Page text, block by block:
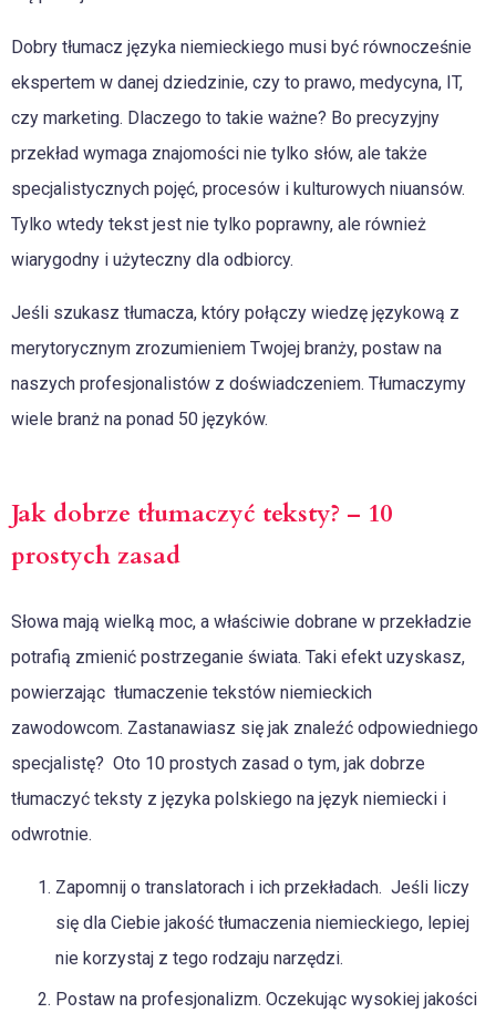
Dobry tłumacz języka niemieckiego musi być równocześnie
ekspertem w danej dziedzinie, czy to prawo, medycyna, IT,
czy marketing. Dlaczego to takie ważne? Bo precyzyjny
przekład wymaga znajomości nie tylko słów, ale także
specjalistycznych pojęć, procesów i kulturowych niuansów.
Tylko wtedy tekst jest nie tylko poprawny, ale również
wiarygodny i użyteczny dla odbiorcy.
Jeśli szukasz tłumacza, który połączy wiedzę językową z
merytorycznym zrozumieniem Twojej branży, postaw na
naszych profesjonalistów z doświadczeniem. Tłumaczymy
wiele branż na ponad 50 języków.
Jak dobrze tłumaczyć teksty? – 10
prostych zasad
Słowa mają wielką moc, a właściwie dobrane w przekładzie
potrafią zmienić postrzeganie świata. Taki efekt uzyskasz,
powierzając tłumaczenie tekstów niemieckich
zawodowcom. Zastanawiasz się jak znaleźć odpowiedniego
specjalistę? Oto 10 prostych zasad o tym, jak dobrze
tłumaczyć teksty z języka polskiego na język niemiecki i
odwrotnie.
Zapomnij o translatorach i ich przekładach. Jeśli liczy
się dla Ciebie jakość tłumaczenia niemieckiego, lepiej
nie korzystaj z tego rodzaju narzędzi.
Postaw na profesjonalizm. Oczekując wysokiej jakości